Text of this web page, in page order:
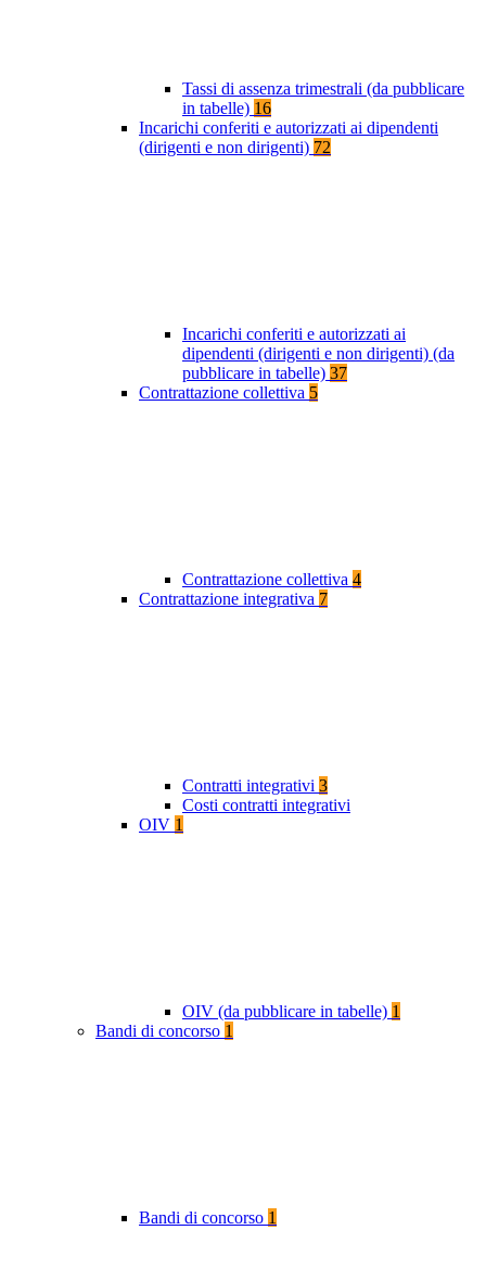
Tassi di assenza trimestrali (da pubblicare
in tabelle) 16
Incarichi conferiti e autorizzati ai dipendenti
(dirigenti e non dirigenti) 72
Incarichi conferiti e autorizzati ai
dipendenti (dirigenti e non dirigenti) (da
pubblicare in tabelle) 37
Contrattazione collettiva 5
Contrattazione collettiva 4
Contrattazione integrativa 7
Contratti integrativi 3
Costi contratti integrativi
OIV 1
OIV (da pubblicare in tabelle) 1
Bandi di concorso 1
Bandi di concorso 1